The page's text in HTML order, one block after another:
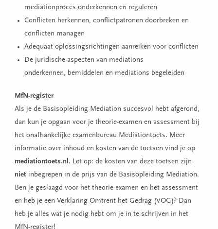
mediationproces onderkennen en reguleren
Conflicten herkennen, conflictpatronen doorbreken en
conflicten managen
Adequaat oplossingsrichtingen aanreiken voor conflicten
De juridische aspecten van mediations
onderkennen, bemiddelen en mediations begeleiden
MfN-register
Als je de Basisopleiding Mediation succesvol hebt afgerond,
dan kun je opgaan voor je theorie-examen en assessment bij
het onafhankelijke examenbureau Mediationtoets. Meer
informatie over inhoud en kosten van de toetsen vind je op
mediationtoets.nl. Let op: de kosten van deze toetsen zijn
niet inbegrepen in de prijs van de Basisopleiding Mediation.
Ben je geslaagd voor het theorie-examen en het assessment
en heb je een Verklaring Omtrent het Gedrag (VOG)? Dan
heb je alles wat je nodig hebt om je in te schrijven in het
MfN-register!